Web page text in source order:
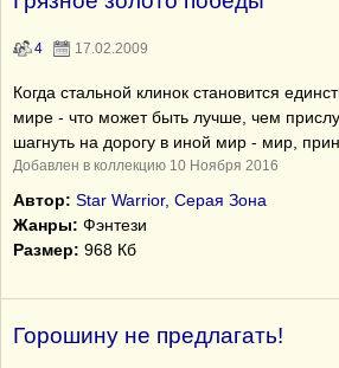
4 17.02.2009
Когда стальной клинок становится
мире - что может быть лучше, чем
шагнуть на дорогу в иной мир - мир,
Добавлен в коллекцию 10 Ноября 2016
Автор: Star Warrior, Серая Зона
Жанры: Фэнтези
Размер: 968 Кб
Горошину не предлагать!